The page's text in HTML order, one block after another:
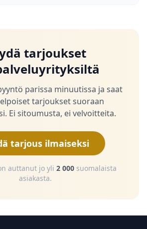
tarjoukset
parissa minuutissa ja saat
tarjoukset suoraan
Ei sitoumusta, ei velvoitteita.
tarjous ilmaiseksi
auttanut jo yli 2 000suomalaista
asiakasta.